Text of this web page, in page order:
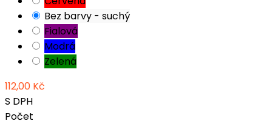
Bez barvy - suchý
Fialová
Modrá
Zelená
112,00 Kč
S DPH
Počet